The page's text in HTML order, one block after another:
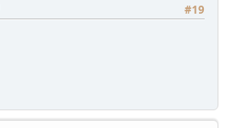
#19